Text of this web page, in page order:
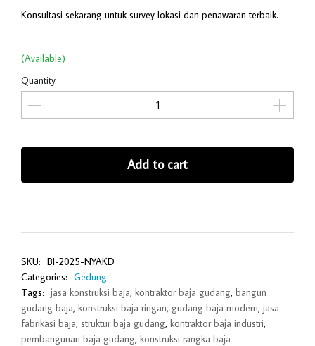
Konsultasi sekarang untuk survey lokasi dan penawaran terbaik.
(Available)
Quantity
Add to cart
SKU: BI-2025-NYAKD
Categories: Gedung
Tags: jasa konstruksi baja, kontraktor baja gudang, bangun
gudang baja, konstruksi baja ringan, gudang baja modern, jasa
fabrikasi baja, struktur baja gudang, kontraktor baja industri,
pembangunan baja gudang, konstruksi rangka baja